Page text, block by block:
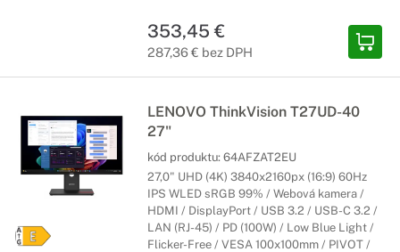
353,45 €
287,36 € bez DPH
LENOVO ThinkVision T27UD-40
27"
kód produktu: 64AFZAT2EU
27,0" UHD (4K) 3840x2160px (16:9) 60Hz
IPS WLED sRGB 99% / Webová kamera /
HDMI / DisplayPort / USB 3.2 / USB-C 3.2 /
LAN (RJ-45) / PD (100W) / Low Blue Light /
Flicker-Free / VESA 100x100mm / PIVOT /